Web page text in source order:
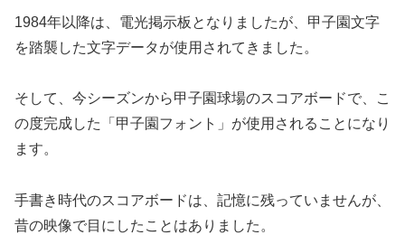
1984年以降は、電光掲示板となりましたが、甲子園文字
を踏襲した文字データが使用されてきました。
そして、今シーズンから甲子園球場のスコアボードで、こ
の度完成した「甲子園フォント」が使用されることになり
ます。
手書き時代のスコアボードは、記憶に残っていませんが、
昔の映像で目にしたことはありました。